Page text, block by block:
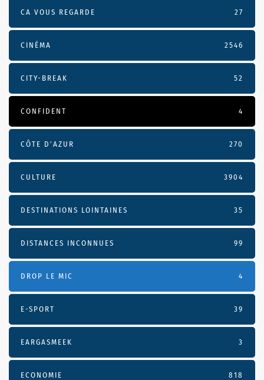
CA VOUS REGARDE 27
CINÉMA 2546
CITY-BREAK 52
CONFIDENT 4
CÔTE D’AZUR 270
CULTURE 3904
DESTINATIONS LOINTAINES 35
DISTANCES INCONNUES 99
DROP LE MIC 4
E-SPORT 39
EARGASMEEK 3
ECONOMIE 818